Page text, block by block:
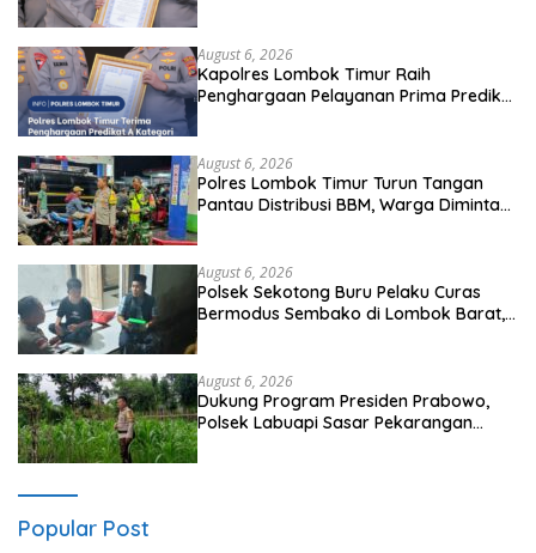
August 6, 2026
Kapolres Lombok Timur Raih
Penghargaan Pelayanan Prima Predikat
August 6, 2026
Polres Lombok Timur Turun Tangan
Pantau Distribusi BBM, Warga Diminta
August 6, 2026
Polsek Sekotong Buru Pelaku Curas
Bermodus Sembako di Lombok Barat,
August 6, 2026
Dukung Program Presiden Prabowo,
Polsek Labuapi Sasar Pekarangan
Popular Post